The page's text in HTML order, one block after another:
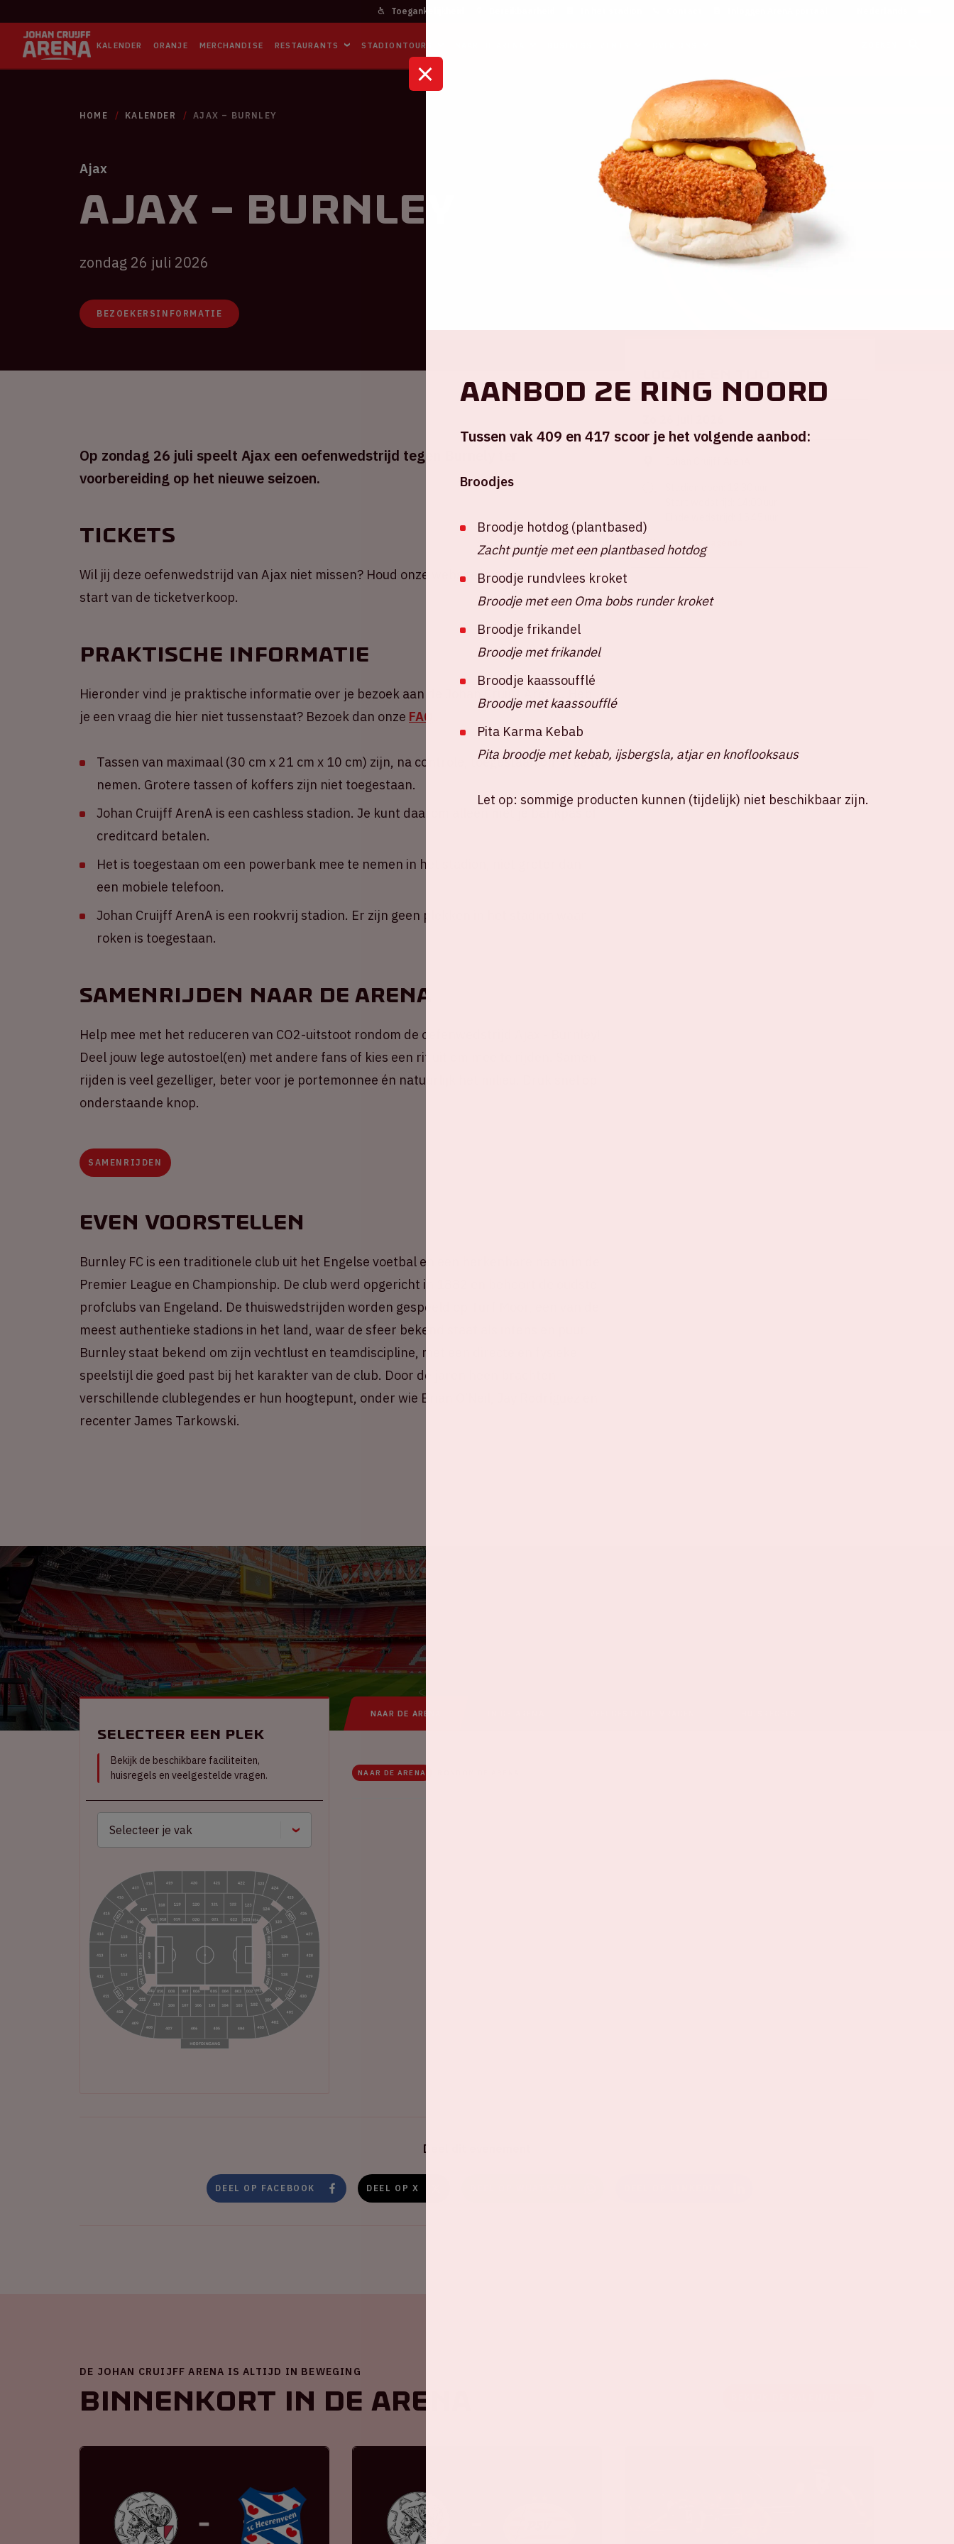
Toegankelijkheid
KALENDER ORANJE MERCHANDISE RESTAURANTS STADIONTOURS
HOME KALENDER AJAX – BURNLEY
Ajax
Ajax – Burnley
zondag 26 juli 2026
BEZOEKERSINFORMATIE
Op zondag 26 juli speelt Ajax een oefenwedstrijd tegen Burnely ter
voorbereiding op het nieuwe seizoen.
Tickets
Wil jij deze oefenwedstrijd van Ajax niet missen? Houd onze website in de gaten voor de
start van de ticketverkoop.
Praktische informatie
Hieronder vind je praktische informatie over je bezoek aan de Johan Cruijff ArenA. Heb
je een vraag die hier niet tussenstaat? Bezoek dan onze FAQ
Tassen van maximaal (30 cm x 21 cm x 10 cm) zijn, na controle, toegestaan om mee te
nemen. Grotere tassen of koffers zijn niet toegestaan.
Johan Cruijff ArenA is een cashless stadion. Je kunt daarom alleen met je bankpas of
creditcard betalen.
Het is toegestaan om een powerbank mee te nemen in het stadion, niet groter dan
een mobiele telefoon.
Johan Cruijff ArenA is een rookvrij stadion. Er zijn geen plekken in het stadion waar
roken is toegestaan.
Samenrijden naar de ArenA
Help mee met het reduceren van CO2-uitstoot rondom de oefenwedstrijd Ajax - Burnley!
Deel jouw lege autostoel(en) met andere fans of kies een rit uit om mee te rijden. Samen
rijden is veel gezelliger, beter voor je portemonnee én natuurlijk het milieu. Druk snel op
onderstaande knop.
SAMENRIJDEN
Even voorstellen
Burnley FC is een traditionele club uit het Engelse voetbal en een herkenbare naam in de
Premier League en Championship. De club werd opgericht in 1882 en behoort de oudste
profclubs van Engeland. De thuiswedstrijden worden gespeeld op Turf Moor, een van de
meest authentieke stadions in het land, waar de sfeer bekend staat als intens en puur.
Burnley staat bekend om zijn vechtlust en teamdiscipline, met een directe en fysieke
speelstijl die goed past bij het karakter van de club. Door de jaren heen brachten
verschillende clublegendes er hun hoogtepunt, onder wie Brian O’Neil, Jay Rodríguez en
recenter James Tarkowski.
+ Voeg toe aan agenda
NAAR DE ARENA
NAAR DE ARENA
Selecteer een plek
Bekijk de beschikbare faciliteiten,
huisregels en veelgestelde vragen.
Deel dit evenement
DEEL OP FACEBOOK DEEL OP X
DE JOHAN CRUIJFF ARENA IS ALTIJD IN BEWEGING
Binnenkort in de ArenA
Aanbod 2e ring Noord
Tussen vak 409 en 417 scoor je het volgende aanbod:
Broodjes
Broodje hotdog (plantbased)
Zacht puntje met een plantbased hotdog
Broodje rundvlees kroket
Broodje met een Oma bobs runder kroket
Broodje frikandel
Broodje met frikandel
Broodje kaassoufflé
Broodje met kaassoufflé
Pita Karma Kebab
Pita broodje met kebab, ijsbergsla, atjar en knoflooksaus
Let op: sommige producten kunnen (tijdelijk) niet beschikbaar zijn.